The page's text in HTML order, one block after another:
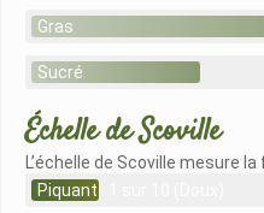
Gras
Sucré
Échelle de Scoville
L’échelle de Scoville mesure
Piquant : 1 sur 10 (Doux)